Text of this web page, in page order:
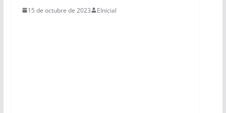
15 de octubre de 2023 EInicial